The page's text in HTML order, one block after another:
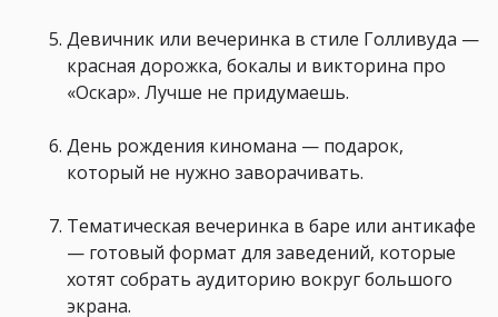
Девичник или вечеринка в стиле Голливуда —
красная дорожка, бокалы и викторина про
«Оскар». Лучше не придумаешь.
День рождения киномана — подарок,
который не нужно заворачивать.
Тематическая вечеринка в баре или антикафе
— готовый формат для заведений, которые
хотят собрать аудиторию вокруг большого
экрана.